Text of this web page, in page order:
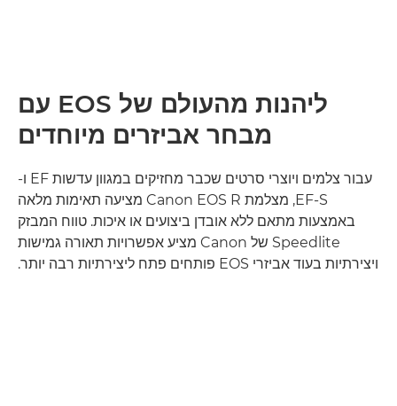
ליהנות מהעולם של EOS עם
מבחר אביזרים מיוחדים
עבור צלמים ויוצרי סרטים שכבר מחזיקים במגוון עדשות EF ו-
EF-S, מצלמת Canon EOS R מציעה תאימות מלאה
באמצעות מתאם ללא אובדן ביצועים או איכות. טווח המבזק
Speedlite של Canon מציע אפשרויות תאורה גמישות
ויצירתיות בעוד אביזרי EOS פותחים פתח ליצירתיות רבה יותר.